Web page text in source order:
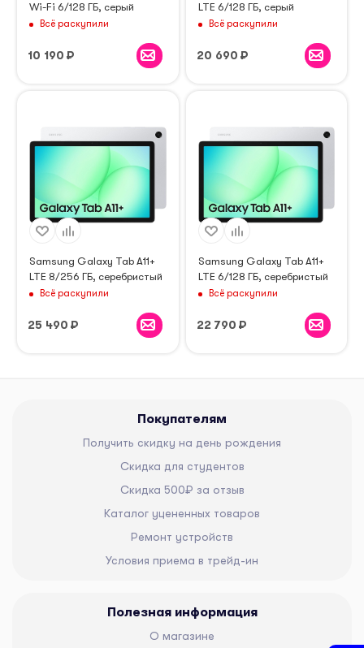
Wi-Fi 6/128 ГБ, серый
Всё раскупили
10 190 ₽
LTE 6/128 ГБ, серый
Всё раскупили
20 690 ₽
Samsung Galaxy Tab A11+
LTE 8/256 ГБ, серебристый
Всё раскупили
25 490 ₽
Samsung Galaxy Tab A11+
LTE 6/128 ГБ, серебристый
Всё раскупили
22 790 ₽
Покупателям
Получить скидку на день рождения
Скидка для студентов
Скидка 500₽ за отзыв
Каталог уцененных товаров
Ремонт устройств
Условия приема в трейд-ин
Полезная информация
О магазине